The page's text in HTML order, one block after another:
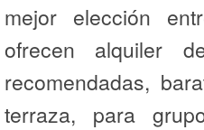
mejor elección
ofrecen alquiler
recomendadas,
terraza, para